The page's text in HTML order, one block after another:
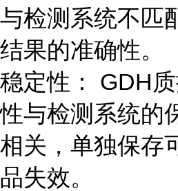
与检测系统不匹
结果的准确性。
稳定性： GDH
性与检测系统的
相关，单独保存
品失效。